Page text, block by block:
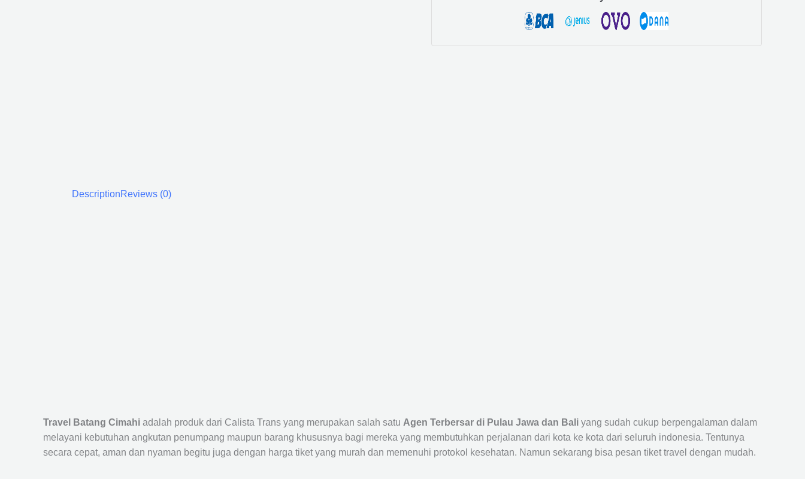
DescriptionReviews (0)
Travel Batang Cimahi adalah produk dari Calista Trans yang merupakan salah satu Agen Terbersar di Pulau Jawa dan Bali yang sudah cukup berpengalaman dalam
melayani kebutuhan angkutan penumpang maupun barang khususnya bagi mereka yang membutuhkan perjalanan dari kota ke kota dari seluruh indonesia. Tentunya
secara cepat, aman dan nyaman begitu juga dengan harga tiket yang murah dan memenuhi protokol kesehatan. Namun sekarang bisa pesan tiket travel dengan mudah.